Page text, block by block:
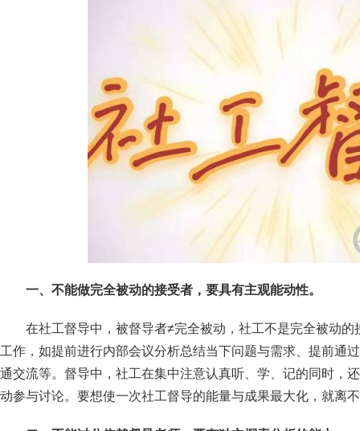
一、不能做完全被动的接受者，要具有主观能动性。
在社工督导中，被督导者≠完全被动，社工不是完全被动
工作，如提前进行内部会议分析总结当下问题与需求、提前通
通交流等。督导中，社工在集中注意认真听、学、记的同时，
动参与讨论。要想使一次社工督导的能量与成果最大化，就离